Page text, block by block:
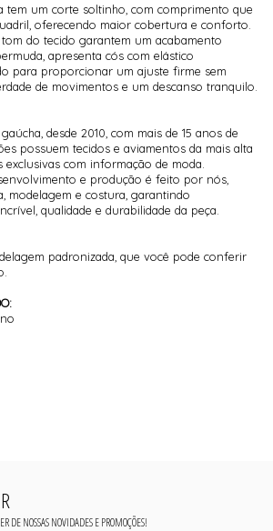
tem um corte soltinho, com comprimento que
oferecendo maior cobertura e conforto.
do tecido garantem um acabamento
apresenta cós com elástico
para proporcionar um ajuste firme sem
de movimentos e um descanso tranquilo.
desde 2010, com mais de 15 anos de
possuem tecidos e aviamentos da mais alta
com informação de moda.
e produção é feito por nós,
modelagem e costura, garantindo
qualidade e durabilidade da peça.
padronizada, que você pode conferir
DE NOSSAS NOVIDADES E PROMOÇÕES!